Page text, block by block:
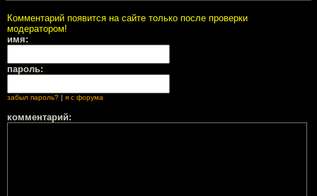
Комментарий появится на сайте только после проверки
модератором!
имя:
пароль:
забыл пароль? я с форума
комментарий: